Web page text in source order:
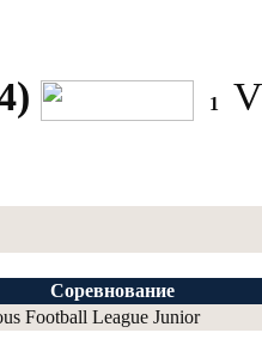
1
Соревнование
Football League Junior